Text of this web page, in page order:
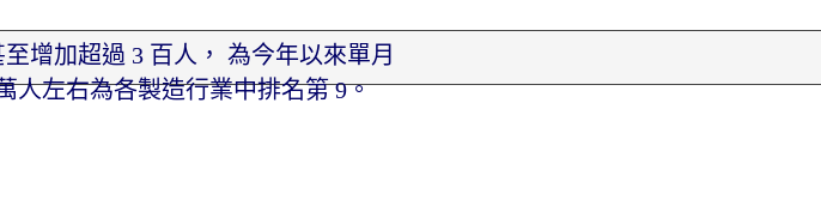
增加超過 3 百人， 為今年以來單月
人左右為各製造行業中排名第 9。